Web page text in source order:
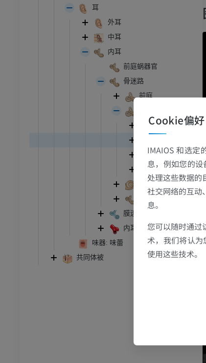
耳
外耳
中耳
内耳
前庭蜗器官
骨迷路
前庭
前骨半规管
总骨脚
外骨半规管
耳蜗
膜迷路
内耳血管
味器: 味蕾
共同体被
踝关节磁共振成像
MRI
Cookie偏好
IMAIOS 和选定
息，例如您的
处理这些数据的
社交网络的互动
息。
您可以随时通过
术，我们将认
使用这些技术。